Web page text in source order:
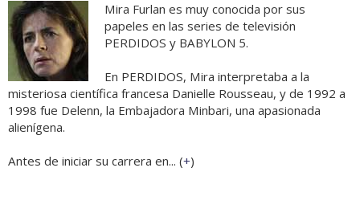
Mira Furlan es muy conocida por sus
papeles en las series de televisión
PERDIDOS y BABYLON 5.
En PERDIDOS, Mira interpretaba a la
misteriosa científica francesa Danielle Rousseau, y de 1992 a
1998 fue Delenn, la Embajadora Minbari, una apasionada
alienígena.
Antes de iniciar su carrera en... (+)